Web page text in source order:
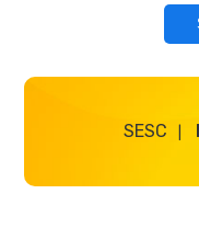
SESC